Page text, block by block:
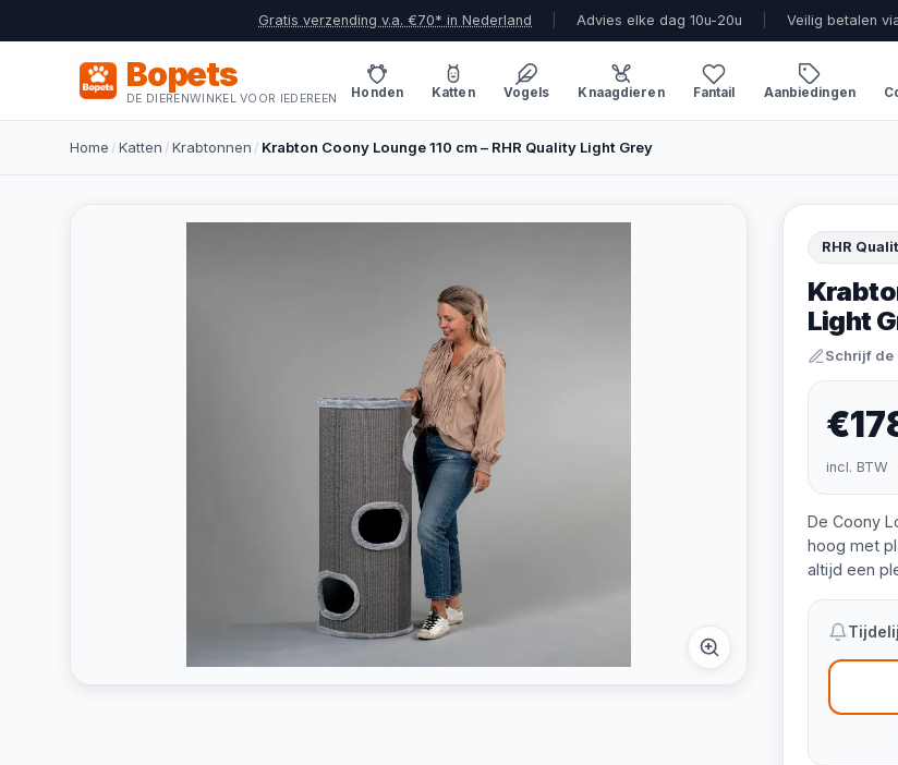
Gratis verzending v.a. €70* in Nederland Advies elke dag 10u-20u Veilig betalen
Bopets
DE DIERENWINKEL VOOR IEDEREEN Honden Katten Vogels Knaagdieren Fantail Aanbiedingen
Home /Katten /Krabtonnen / Krabton Coony Lounge 110 cm – RHR Quality Light Grey
RHR
Light
Schrijf de
incl. BTW
De Coony
hoog met
altijd een